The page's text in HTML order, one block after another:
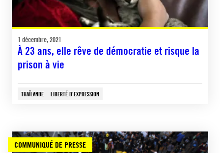
1 décembre, 2021
À 23 ans, elle rêve de démocratie et risque la
prison à vie
THAÏLANDE LIBERTÉ D'EXPRESSION
COMMUNIQUÉ DE PRESSE